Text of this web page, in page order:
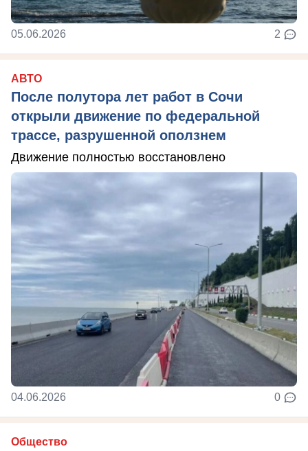
05.06.2026 2
АВТО
После полутора лет работ в Сочи
открыли движение по федеральной
трассе, разрушенной оползнем
Движение полностью восстановлено
04.06.2026 0
Общество